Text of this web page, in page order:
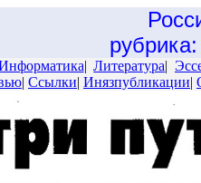
|Литература|
| Ссылки| Инязпубликации|